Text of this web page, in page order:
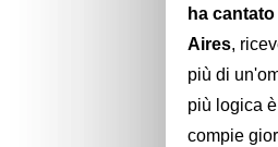
ha
Aires,
più di
più logica
compie